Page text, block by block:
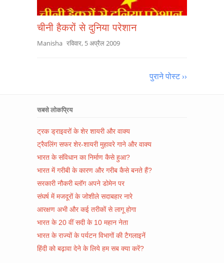
चीनी हैकरों से दुनिया परेशान
Manisha रविवार, 5 अप्रैल 2009
पुराने पोस्ट ››
सबसे लोकप्रिय
ट्रक ड्राइवरों के शेर शायरी और वाक्य
ट्रैवलिंग सफर शेर-शायरी मुहावरे गाने और वाक्य
भारत के संविधान का निर्माण कैसे हुआ?
भारत में गरीबी के कारण और गरीब कैसे बनते हैं?
सरकारी नौकरी ब्लॉग अपने डोमेन पर
संघर्ष में मजदूरों के जोशीले सदाबहार नारे
आरक्षण अभी और कई तरीकों से लागू होगा
भारत के 20 वीं सदी के 10 महान नेता
भारत के राज्यों के पर्यटन विभागों की टैगलाइनें
हिंदी को बढ़ावा देने के लिये हम सब क्या करें?